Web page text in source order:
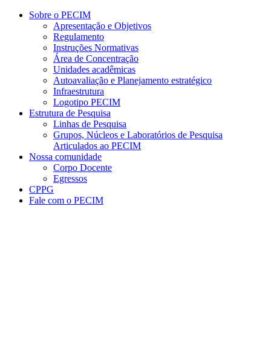
Conteúdo principal Menu principal
Sobre o PECIM
Apresentação e Objetivos
Regulamento
Instruções Normativas
Área de Concentração
Unidades acadêmicas
Autoavaliação e Planejamento estratégico
Infraestrutura
Logotipo PECIM
Estrutura de Pesquisa
Linhas de Pesquisa
Grupos, Núcleos e Laboratórios de Pesquisa
Articulados ao PECIM
Nossa comunidade
Corpo Docente
Egressos
CPPG
Fale com o PECIM